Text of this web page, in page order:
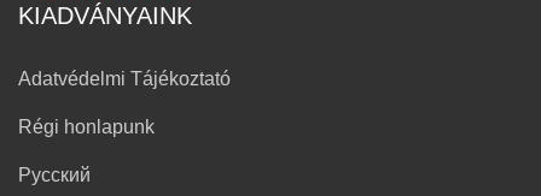
KIADVÁNYAINK
Adatvédelmi Tájékoztató
Régi honlapunk
Русский